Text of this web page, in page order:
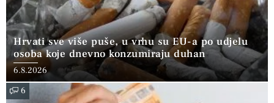
Hrvati sve više puše, u vrhu su EU-a po udjelu
osoba koje dnevno konzumiraju duhan
6.8.2026
6